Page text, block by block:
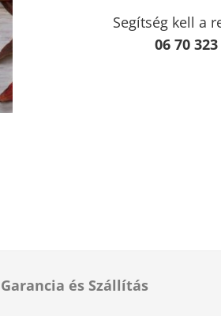
Segítség kell a
06 70
Garancia és Szállítás